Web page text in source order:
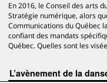
En 2016, le Conseil des arts
Stratégie numérique, alors
Communications du Québec
confiant des mandats
Québec. Quelles sont les
L’avènement de la